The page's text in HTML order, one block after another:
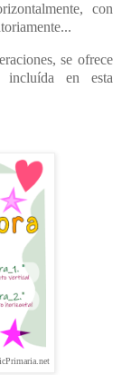
con
se ofrece
incluída en esta